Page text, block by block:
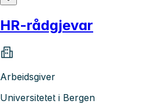
HR-rådgjevar
Arbeidsgiver
Universitetet i Bergen